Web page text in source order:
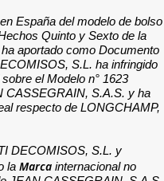
España del modelo de bolso
Quinto y Sexto de la
aportado como Documento
S.L. ha infringido
el Modelo n° 1623
CASSEGRAIN, S.A.S. y ha
respecto de LONGCHAMP,
DECOMISOS, S.L. y
la Marca internacional no